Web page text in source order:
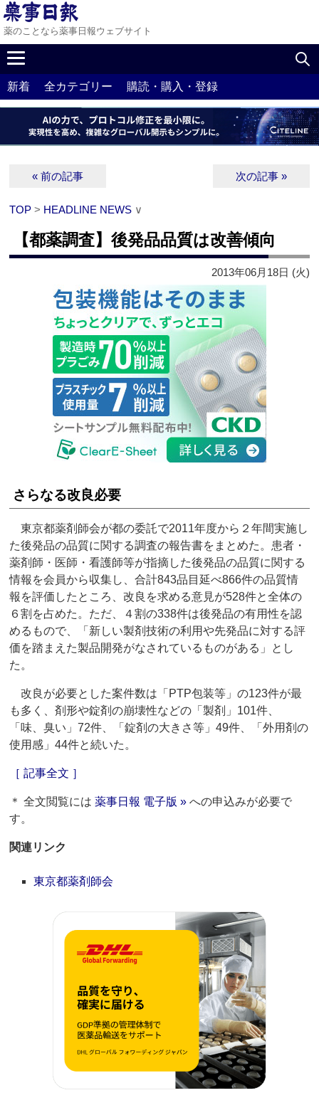
薬のことなら薬事日報ウェブサイト
新着 全カテゴリー 購読・購入・登録
« 前の記事 次の記事 »
TOP > HEADLINE NEWS ∨
【都薬調査】後発品品質は改善傾向
2013年06月18日 (火)
さらなる改良必要
東京都薬剤師会が都の委託で2011年度から２年間実施し
た後発品の品質に関する調査の報告書をまとめた。患者・
薬剤師・医師・看護師等が指摘した後発品の品質に関する
情報を会員から収集し、合計843品目延べ866件の品質情
報を評価したところ、改良を求める意見が528件と全体の
６割を占めた。ただ、４割の338件は後発品の有用性を認
めるもので、「新しい製剤技術の利用や先発品に対する評
価を踏まえた製品開発がなされているものがある」とし
た。
改良が必要とした案件数は「PTP包装等」の123件が最
も多く、剤形や錠剤の崩壊性などの「製剤」101件、
「味、臭い」72件、「錠剤の大きさ等」49件、「外用剤の
使用感」44件と続いた。
［ 記事全文 ］
＊ 全文閲覧には薬事日報 電子版 » への申込みが必要で
す。
関連リンク
東京都薬剤師会